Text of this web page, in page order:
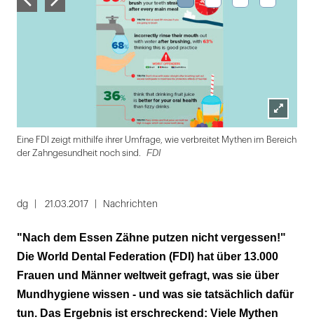
Lightbox
öffnen
Eine FDI zeigt mithilfe ihrer Umfrage, wie verbreitet Mythen im Bereich
der Zahngesundheit noch sind.
FDI
1
dg 21.03.2017 Nachrichten
"Nach dem Essen Zähne putzen nicht vergessen!"
Die World Dental Federation (FDI) hat über 13.000
Frauen und Männer weltweit gefragt, was sie über
Mundhygiene wissen - und was sie tatsächlich dafür
tun. Das Ergebnis ist erschreckend: Viele Mythen